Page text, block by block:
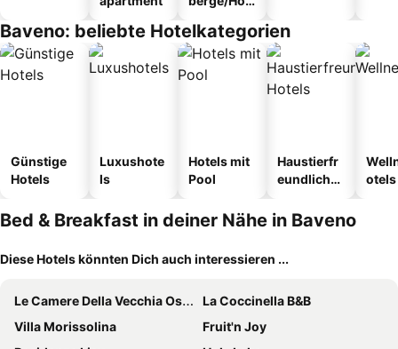
Baveno: beliebte Hotelkategorien
Günstige
Hotels
Luxushote
ls
Hotels mit
Pool
Haustierfr
eundliche
otels
Bed & Breakfast in deiner Nähe in Baveno
Diese Hotels könnten Dich auch interessieren ...
Le Camere Della Vecchia Osteria
La Coccinella B&B
Villa Morissolina
Fruit'n Joy